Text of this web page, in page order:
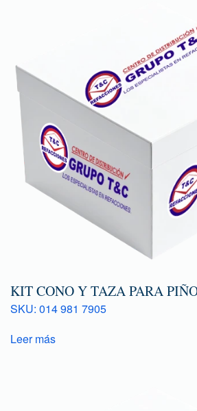
KIT CONO Y TAZA PARA
SKU: 014 981 7905
Leer más